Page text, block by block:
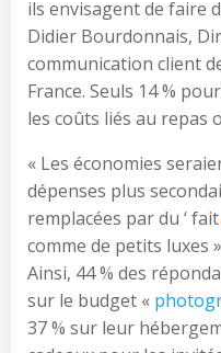
ils envisagent de faire
Didier Bourdonnais,
communication client
France. Seuls 14 %
les coûts liés au repas
« Les économies
dépenses plus
remplacées par du ‘ fait
comme de petits luxes
Ainsi, 44 % des
sur le budget «
37 % sur leur